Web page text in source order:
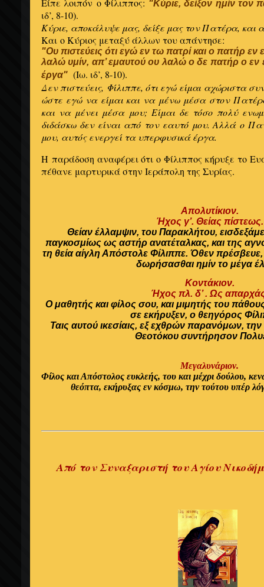
Είπε λοιπόν ο Φίλιππος: "Κύριε, δείξον ημίν τον
ιδ’, 8-10).
Κύριε, αποκάλυψε μας, δείξε μας τον Πατέρα, και
Και ο Κύριος μεταξύ άλλων του απάντησε:
"Ου πιστεύεις ότι εγώ εν τω πατρί και ο πατήρ εν
λαλώ υμίν, απ’ εμαυτού ου λαλώ ο δε πατήρ ο εν
έργα" (Ιω. ιδ’, 8-10).
Δεν πιστεύεις, Φίλιππε, ότι εγώ είμαι αχώριστα
ώστε εγώ να είμαι και να μένω μέσα στον
και να μένει μέσα μου; Είμαι δε τόσο πολύ
διδάσκω δεν είναι από τον εαυτό μου. Αλλά ο
μου, αυτός ενεργεί τα υπερφυσικά έργα.
Η παράδοση αναφέρει ότι ο Φίλιππος κήρυξε το
πέθανε μαρτυρικά στην Ιεράπολη της Συρίας.
Απολυτίκιον.
Ήχος γ’. Θείας πίστεως.
Θείαν έλλαμψιν, του Παρακλήτου,
παγκοσμίως ως αστήρ ανατέταλκας, και της
τη θεία αίγλη Απόστολε Φίλιππε. Όθεν
δωρήσασθαι ημίν το μέγα
Κοντάκιον.
Ήχος πλ. δ’ . Ως
Ο μαθητής και φίλος σου, και μιμητής του
σε εκήρυξεν, ο θεηγόρος
Ταις αυτού ικεσίαις, εξ εχθρών παρανόμων,
Θεοτόκου συντήρησον
Μεγαλυνάριον.
Φίλος και Απόστολος ευκλεής, του και μέχρι δούλου,
θεόπτα, εκήρυξας εν κόσμω, την τούτου υπέρ
Από τον Συναξαριστή του Αγίου